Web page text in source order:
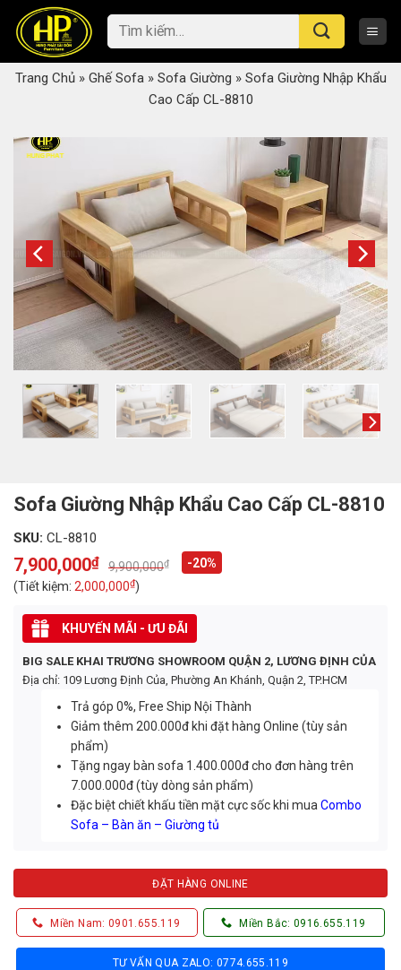
content
Tìm
kiếm:
Trang Chủ» Ghế Sofa» Sofa Giường » Sofa Giường Nhập Khẩu
Cao Cấp CL-8810
Sofa Giường Nhập Khẩu Cao Cấp CL-8810
SKU: CL-8810
9,900,000₫
Original
price
was:
9,900,000₫.
7,900,000₫
Current
price
is:
7,900,000₫.
-20%
(Tiết kiệm: 2,000,000₫)
KHUYẾN MÃI - ƯU ĐÃI
BIG SALE KHAI TRƯƠNG SHOWROOM QUẬN 2, LƯƠNG ĐỊNH CỦA
Địa chỉ: 109 Lương Định Của, Phường An Khánh, Quận 2, TP.HCM
Trả góp 0%, Free Ship Nội Thành
Giảm thêm 200.000đ khi đặt hàng Online (tùy sản
phẩm)
Tặng ngay bàn sofa 1.400.000đ cho đơn hàng trên
7.000.000đ (tùy dòng sản phẩm)
Đặc biệt chiết khấu tiền mặt cực sốc khi muaCombo
Sofa – Bàn ăn – Giường tủ
ĐẶT HÀNG ONLINE
Miền Nam: 0901.655.119 Miền Bắc: 0916.655.119
TƯ VẤN QUA ZALO: 0774.655.119